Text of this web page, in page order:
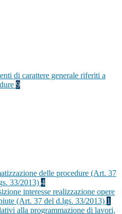
di carattere generale riferiti a
9
delle procedure (Art. 37
33/2013) 4
interesse realizzazione opere
(Art. 37 del d.lgs. 33/2013) 1
alla programmazione di lavori,